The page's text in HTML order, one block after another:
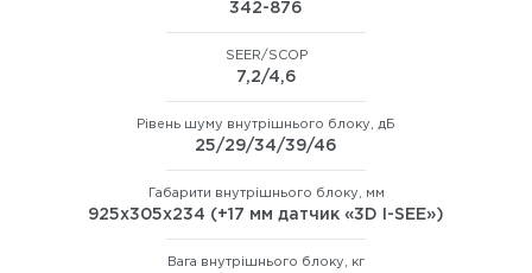
342-876
SEER/SCOP
7,2/4,6
Рівень шуму внутрішнього блоку, дБ
25/29/34/39/46
Габарити внутрішнього блоку, мм
925х305х234 (+17 мм датчик «3D I-SEE»)
Вага внутрішнього блоку, кг